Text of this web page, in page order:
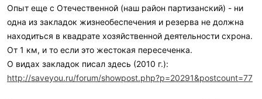
Опыт еще с Отечественной (наш район партизанский) - ни
одна из закладок жизнеобеспечения и резерва не должна
находиться в квадрате хозяйственной деятельности схрона.
От 1 км, и то если это жестокая пересеченка.
О видах закладок писал здесь (2010 г.):
http://saveyou.ru/forum/showpost.php?p=20291&postcount=77